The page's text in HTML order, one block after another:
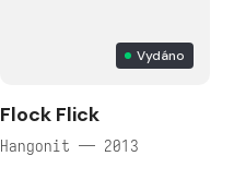
Vydáno
Flock Flick
Hangonit — 2013